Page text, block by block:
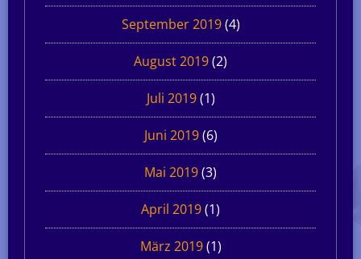
September 2019(4)
August 2019(2)
Juli 2019(1)
Juni 2019(6)
Mai 2019(3)
April 2019(1)
März 2019(1)